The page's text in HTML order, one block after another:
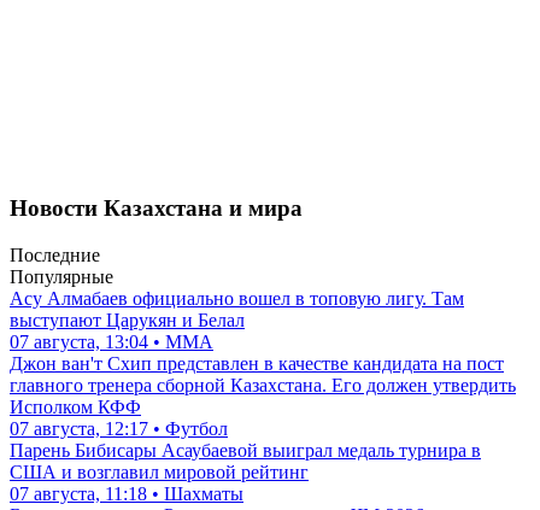
Новости Казахстана и мира
Последние
Популярные
Асу Алмабаев официально вошел в топовую лигу. Там
выступают Царукян и Белал
07 августа, 13:04 • ММА
Джон ван'т Схип представлен в качестве кандидата на пост
главного тренера сборной Казахстана. Его должен утвердить
Исполком КФФ
07 августа, 12:17 • Футбол
Парень Бибисары Асаубаевой выиграл медаль турнира в
США и возглавил мировой рейтинг
07 августа, 11:18 • Шахматы